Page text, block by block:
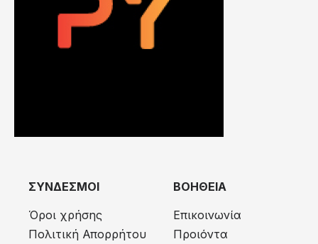
ΣΥΝΔΕΣΜΟΙ
Όροι χρήσης
Πολιτική Απορρήτου
ΒΟΗΘΕΙΑ
Επικοινωνία
Προιόντα